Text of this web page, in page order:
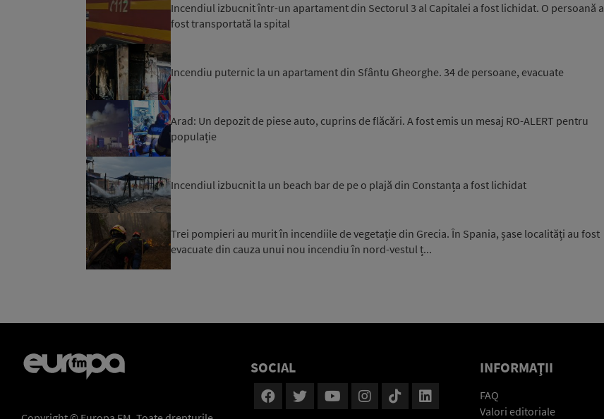
Incendiul izbucnit într-un apartament din Sectorul 3 al Capitalei a fost lichidat. O persoană a
fost transportată la spital
Incendiu puternic la un apartament din Sfântu Gheorghe. 34 de persoane, evacuate
Arad: Un depozit de piese auto, cuprins de flăcări. A fost emis un mesaj RO-ALERT pentru
populație
Incendiul izbucnit la un beach bar de pe o plajă din Constanța a fost lichidat
Trei pompieri au murit în incendiile de vegetație din Grecia. În Spania, șase localități au fost
evacuate din cauza unui nou incendiu în nord-vestul ț...
SOCIAL INFORMAŢII
FAQ
Valori editoriale